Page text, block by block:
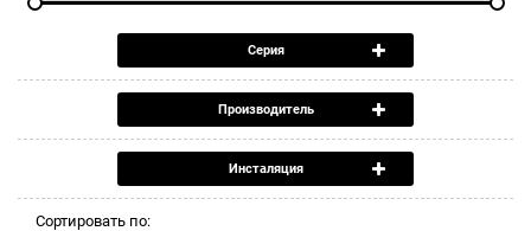
Серия
Производитель
Инсталяция
Сортировать по: